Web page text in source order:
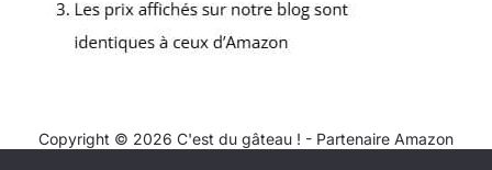
Copyright © 2026 C'est du gâteau ! - Partenaire Amazon